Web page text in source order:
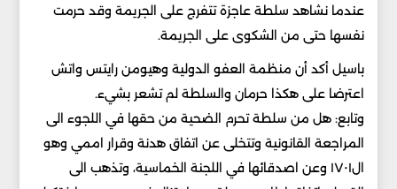
عندما نشاهد سلطة عاجزة تتفرج على الجريمة وقد حرمت
نفسها حتى من الشكوى على الجريمة.
باسيل أكد أن منظمة العفو الدولية وهيومن رايتس واتش
اعترضا على هكذا حرمان والسلطة لم تشعر بشيء.
وتابع: هل من سلطة تحرم الضحية من حقها في اللجوء الى
المراجعة القانونية وتتخلى عن اتفاق هدنة وقرار اممي وهو
ال١٧٠١ وعن اصدقائها في اللجنة الخماسية، وتذهب الى